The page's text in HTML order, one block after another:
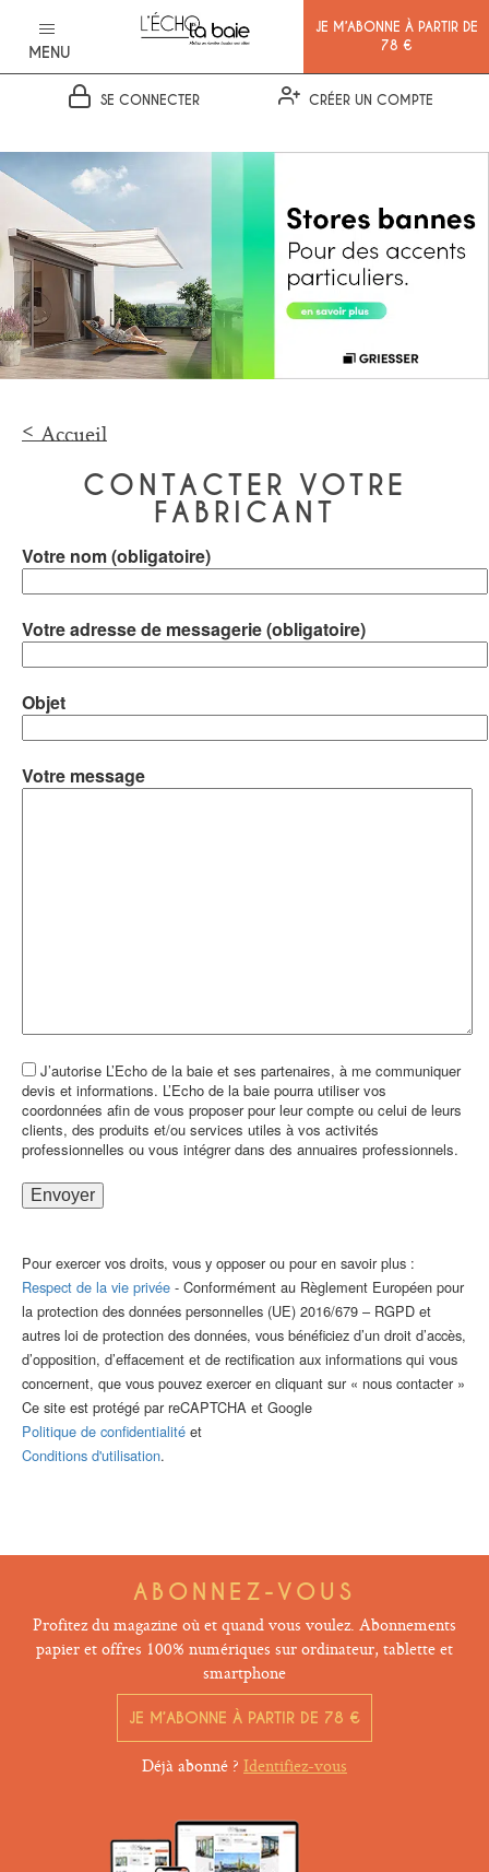
MENU
JE M’ABONNE À PARTIR DE
78 €
SE CONNECTER CRÉER UN COMPTE
Accueil
CONTACTER VOTRE
FABRICANT
Votre nom (obligatoire)
Votre adresse de messagerie (obligatoire)
Objet
Votre message
J’autorise L’Echo de la baie et ses partenaires, à me communiquer
devis et informations. L’Echo de la baie pourra utiliser vos
coordonnées afin de vous proposer pour leur compte ou celui de leurs
clients, des produits et/ou services utiles à vos activités
professionnelles ou vous intégrer dans des annuaires professionnels.
Pour exercer vos droits, vous y opposer ou pour en savoir plus :
Respect de la vie privée - Conformément au Règlement Européen pour
la protection des données personnelles (UE) 2016/679 – RGPD et
autres loi de protection des données, vous bénéficiez d’un droit d’accès,
d’opposition, d’effacement et de rectification aux informations qui vous
concernent, que vous pouvez exercer en cliquant sur « nous contacter »
Ce site est protégé par reCAPTCHA et Google
Politique de confidentialité et
Conditions d'utilisation.
ABONNEZ-VOUS
Profitez du magazine où et quand vous voulez. Abonnements
papier et offres 100% numériques sur ordinateur, tablette et
smartphone
JE M’ABONNE À PARTIR DE 78 €
Déjà abonné ? Identifiez-vous